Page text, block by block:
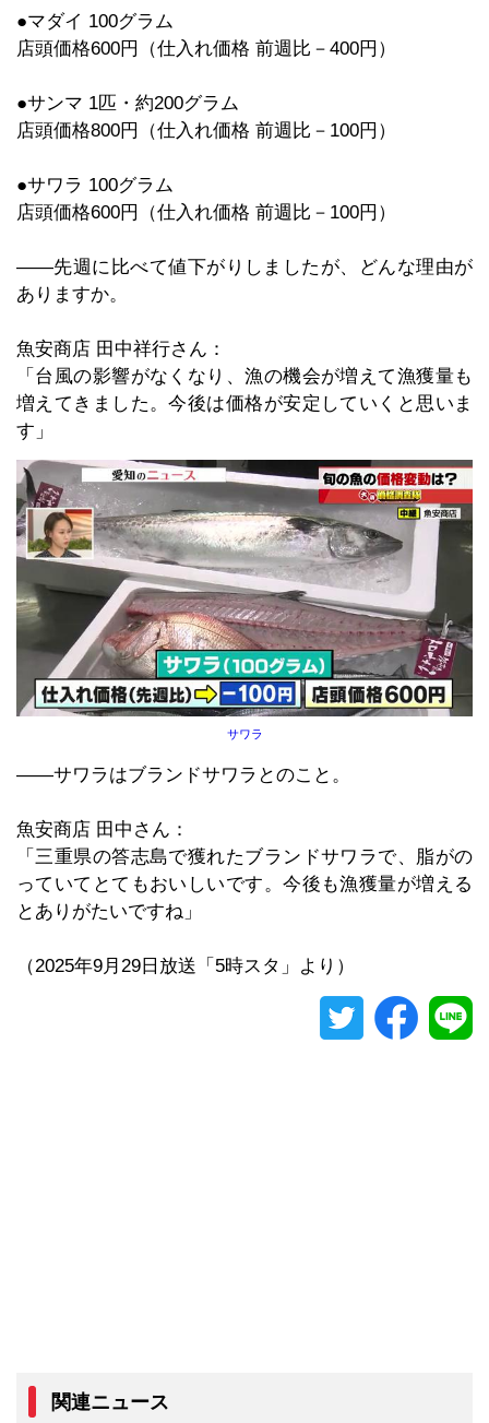
●マダイ 100グラム
店頭価格600円（仕入れ価格 前週比－400円）
●サンマ 1匹・約200グラム
店頭価格800円（仕入れ価格 前週比－100円）
●サワラ 100グラム
店頭価格600円（仕入れ価格 前週比－100円）
――先週に比べて値下がりしましたが、どんな理由が
ありますか。
魚安商店 田中祥行さん：
「台風の影響がなくなり、漁の機会が増えて漁獲量も
増えてきました。今後は価格が安定していくと思いま
す」
サワラ
――サワラはブランドサワラとのこと。
魚安商店 田中さん：
「三重県の答志島で獲れたブランドサワラで、脂がの
っていてとてもおいしいです。今後も漁獲量が増える
とありがたいですね」
（2025年9月29日放送「5時スタ」より）
関連ニュース